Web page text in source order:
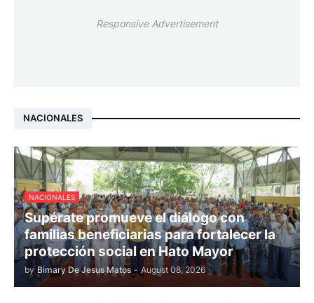
Responsive Advertisement
NACIONALES
NACIONALES
Supérate promueve el diálogo con
familias beneficiarias para fortalecer la
protección social en Hato Mayor
by Bimary De Jesus Matos - August 08, 2026